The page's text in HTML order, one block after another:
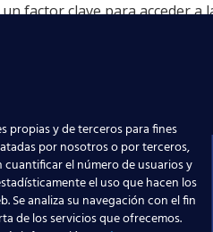
factor clave para acceder a
italiano o árabe,
es constante.
superar unexamen
propias y de terceros para fines
por nosotros o por terceros,
el número de usuarios y
el uso que hacen los
Se analiza su navegación con el fin
de los servicios que ofrecemos.